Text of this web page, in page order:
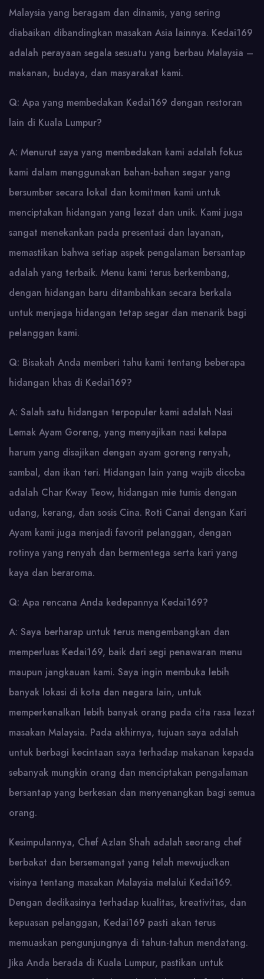
Malaysia yang beragam dan dinamis, yang sering
diabaikan dibandingkan masakan Asia lainnya. Kedai169
adalah perayaan segala sesuatu yang berbau Malaysia –
makanan, budaya, dan masyarakat kami.
Q: Apa yang membedakan Kedai169 dengan restoran
lain di Kuala Lumpur?
A: Menurut saya yang membedakan kami adalah fokus
kami dalam menggunakan bahan-bahan segar yang
bersumber secara lokal dan komitmen kami untuk
menciptakan hidangan yang lezat dan unik. Kami juga
sangat menekankan pada presentasi dan layanan,
memastikan bahwa setiap aspek pengalaman bersantap
adalah yang terbaik. Menu kami terus berkembang,
dengan hidangan baru ditambahkan secara berkala
untuk menjaga hidangan tetap segar dan menarik bagi
pelanggan kami.
Q: Bisakah Anda memberi tahu kami tentang beberapa
hidangan khas di Kedai169?
A: Salah satu hidangan terpopuler kami adalah Nasi
Lemak Ayam Goreng, yang menyajikan nasi kelapa
harum yang disajikan dengan ayam goreng renyah,
sambal, dan ikan teri. Hidangan lain yang wajib dicoba
adalah Char Kway Teow, hidangan mie tumis dengan
udang, kerang, dan sosis Cina. Roti Canai dengan Kari
Ayam kami juga menjadi favorit pelanggan, dengan
rotinya yang renyah dan bermentega serta kari yang
kaya dan beraroma.
Q: Apa rencana Anda kedepannya Kedai169?
A: Saya berharap untuk terus mengembangkan dan
memperluas Kedai169, baik dari segi penawaran menu
maupun jangkauan kami. Saya ingin membuka lebih
banyak lokasi di kota dan negara lain, untuk
memperkenalkan lebih banyak orang pada cita rasa lezat
masakan Malaysia. Pada akhirnya, tujuan saya adalah
untuk berbagi kecintaan saya terhadap makanan kepada
sebanyak mungkin orang dan menciptakan pengalaman
bersantap yang berkesan dan menyenangkan bagi semua
orang.
Kesimpulannya, Chef Azlan Shah adalah seorang chef
berbakat dan bersemangat yang telah mewujudkan
visinya tentang masakan Malaysia melalui Kedai169.
Dengan dedikasinya terhadap kualitas, kreativitas, dan
kepuasan pelanggan, Kedai169 pasti akan terus
memuaskan pengunjungnya di tahun-tahun mendatang.
Jika Anda berada di Kuala Lumpur, pastikan untuk